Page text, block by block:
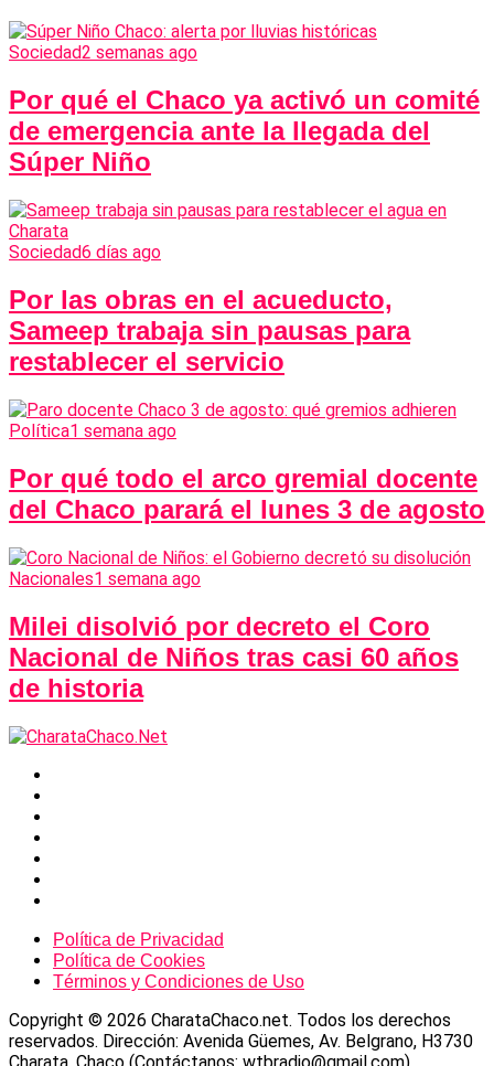
Sociedad2 semanas ago
Por qué el Chaco ya activó un comité
de emergencia ante la llegada del
Súper Niño
Sociedad6 días ago
Por las obras en el acueducto,
Sameep trabaja sin pausas para
restablecer el servicio
Política1 semana ago
Por qué todo el arco gremial docente
del Chaco parará el lunes 3 de agosto
Nacionales1 semana ago
Milei disolvió por decreto el Coro
Nacional de Niños tras casi 60 años
de historia
Política de Privacidad
Política de Cookies
Términos y Condiciones de Uso
Copyright © 2026 CharataChaco.net. Todos los derechos
reservados. Dirección: Avenida Güemes, Av. Belgrano, H3730
Charata, Chaco (Contáctanos: wtbradio@gmail.com)